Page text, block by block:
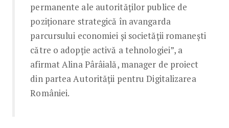
permanente ale autorităţilor publice de
poziţionare strategică în avangarda
parcursului economiei şi societăţii romaneşti
către o adopţie activă a tehnologiei”, a
afirmat Alina Pârâială, manager de proiect
din partea Autorităţii pentru Digitalizarea
României.